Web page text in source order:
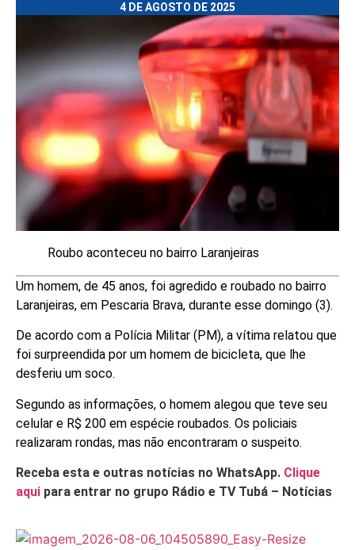
4 DE AGOSTO DE 2025
Roubo aconteceu no bairro Laranjeiras
Um homem, de 45 anos, foi agredido e roubado no bairro
Laranjeiras, em Pescaria Brava, durante esse domingo (3).
De acordo com a Polícia Militar (PM), a vítima relatou que
foi surpreendida por um homem de bicicleta, que lhe
desferiu um soco.
Segundo as informações, o homem alegou que teve seu
celular e R$ 200 em espécie roubados. Os policiais
realizaram rondas, mas não encontraram o suspeito.
Receba esta e outras notícias no WhatsApp. Clique
aqui para entrar no grupo Rádio e TV Tubá – Notícias